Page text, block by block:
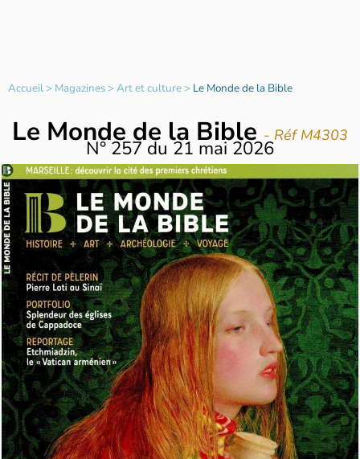
Accueil> Magazines>Art et culture> Le Monde de la Bible
Le Monde de la Bible - Réf M4303
N°257du21 mai 2026